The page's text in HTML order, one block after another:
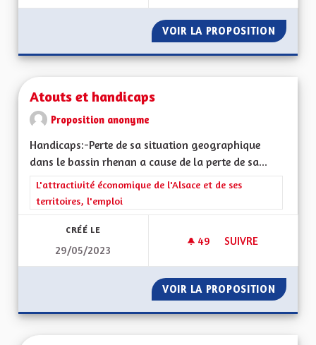
VOIR LA PROPOSITION
Atouts et handicaps
Proposition anonyme
Handicaps:-Perte de sa situation geographique
dans le bassin rhenan a cause de la perte de sa...
Filtrer les résultats de la catégorie : L'attractivité
L'attractivité économique de l'Alsace et de ses
territoires, l'emploi
CRÉÉ LE
29/05/2023
49 49 ABONNÉS
SUIVRE
VOIR LA PROPOSITION